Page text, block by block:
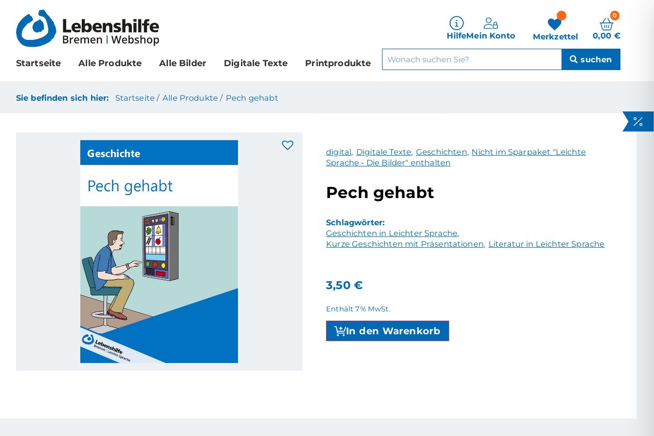
HilfeMein Konto Merkzettel 0,00 €
0
Startseite Alle Produkte Alle Bilder Digitale Texte Printprodukte
Sie befinden sich hier: Startseite / Alle Produkte / Pech gehabt
digital, Digitale Texte, Geschichten, Nicht im Sparpaket "Leichte
Sprache - Die Bilder" enthalten
Pech gehabt
Geschichten in Leichter Sprache
Kurze Geschichten mit Präsentationen Literatur in Leichter Sprache
3,50 €
Enthält 7% MwSt.
In den Warenkorb